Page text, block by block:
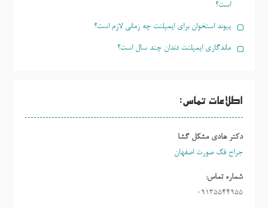
است؟
پیوند استخوان برای ایمپلنت چه زمانی لازم است؟
ماندگاری ایمپلنت دندان چند سال است؟
اطلاعات تماس:
دکتر هادی مشکل گشا
جراح فک صورت اصفهان
شماره تماس:
09135544955